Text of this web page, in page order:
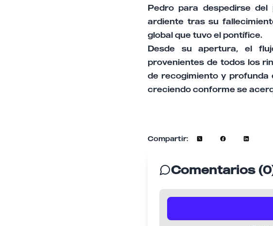
Pedro para despedirse
ardiente tras su
global que tuvo el pontífice.
Desde su apertura, el
provenientes de todos los
de recogimiento y profunda
creciendo conforme se
Compartir:
Comentarios